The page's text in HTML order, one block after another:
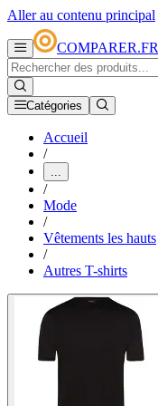
Aller au contenu principal
COMPARER.FR
Catégories
Accueil
/
...
/
Mode
/
Vêtements les hauts
/
Autres T-shirts